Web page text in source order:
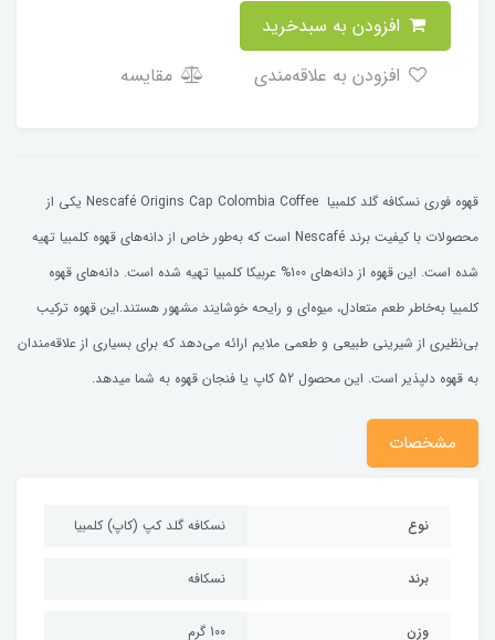
مقایسه
قهوه فوری نسکافه گلد کلمبیا Nescafé Origins Cap Colombia Coffee یکی از
محصولات با کیفیت برند Nescafé است که به‌طور خاص از دانه‌های قهوه کلمبیا تهیه
شده است. این قهوه از دانه‌های 100% عربیکا کلمبیا تهیه شده است. دانه‌های قهوه
کلمبیا به‌خاطر طعم متعادل، میوه‌ای و رایحه خوشایند مشهور هستند.این قهوه ترکیب
بی‌نظیری از شیرینی طبیعی و طعمی ملایم ارائه می‌دهد که برای بسیاری از علاقه‌مندان
به قهوه دلپذیر است. این محصول 52 کاپ یا فنجان قهوه به شما میدهد.
مشخصات
نوع نسکافه گلد کپ (کاپ) کلمبیا
برند نسکافه
وزن 100 گرم